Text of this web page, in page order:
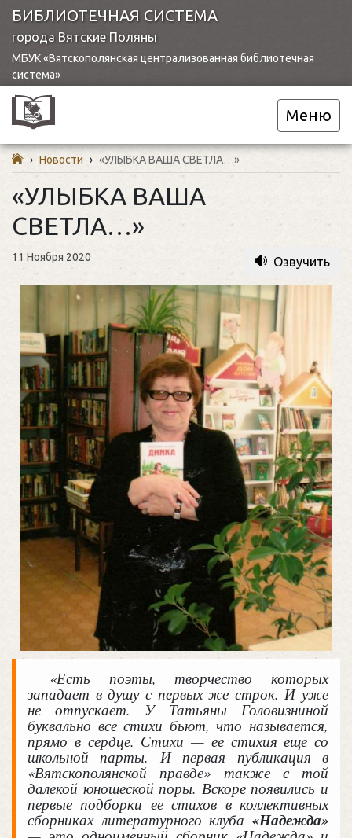
БИБЛИОТЕЧНАЯ СИСТЕМА
города Вятские Поляны
МБУК «Вятскополянская централизованная библиотечная
система»
Меню
› Новости › «УЛЫБКА ВАША СВЕТЛА…»
«УЛЫБКА ВАША
СВЕТЛА…»
11 Ноября 2020 Озвучить
«Есть поэты, творчество которых
западает в душу с первых же строк. И уже
не отпускает. У Татьяны Головизниной
буквально все стихи бьют, что называется,
прямо в сердце. Стихи — ее стихия еще со
школьной парты. И первая публикация в
«Вятскополянской правде» также с той
далекой юношеской поры. Вскоре появились и
первые подборки ее стихов в коллективных
сборниках литературного клуба «Надежда»